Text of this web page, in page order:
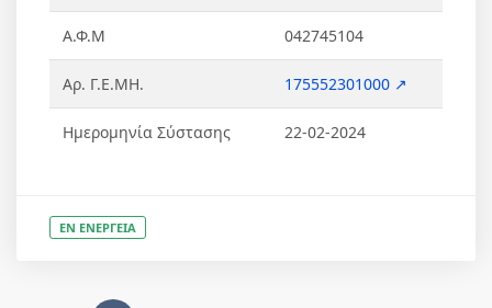
Α.Φ.Μ 042745104
Αρ. Γ.Ε.ΜΗ. 175552301000 ↗
Ημερομηνία Σύστασης 22-02-2024
ΕΝ ΕΝΕΡΓΕΙΑ